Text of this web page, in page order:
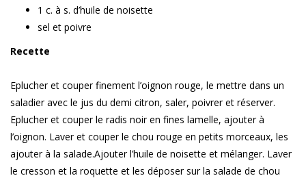
1 c. à s. d’huile de noisette
sel et poivre
Recette
Eplucher et couper finement l’oignon rouge, le mettre dans un
saladier avec le jus du demi citron, saler, poivrer et réserver.
Eplucher et couper le radis noir en fines lamelle, ajouter à
l’oignon. Laver et couper le chou rouge en petits morceaux, les
ajouter à la salade.Ajouter l’huile de noisette et mélanger. Laver
le cresson et la roquette et les déposer sur la salade de chou